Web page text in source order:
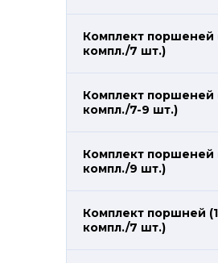
Комплект поршеней
компл./7 шт.)
Комплект поршеней
компл./7-9 шт.)
Комплект поршеней
компл./9 шт.)
Комплект поршней (1
компл./7 шт.)